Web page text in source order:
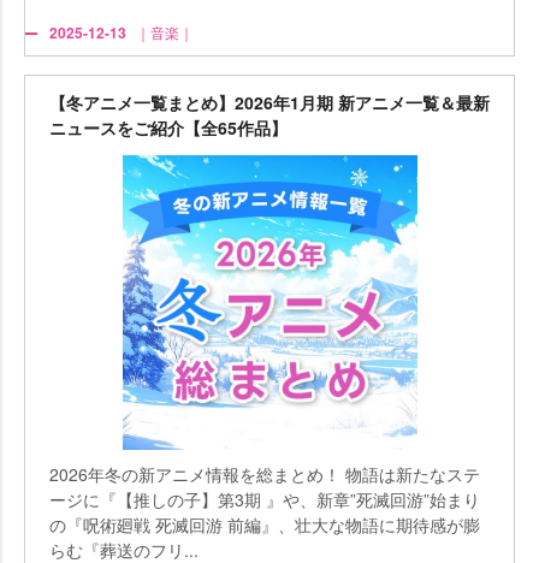
2025-12-13 ｜音楽｜
【冬アニメ一覧まとめ】2026年1月期 新アニメ一覧＆最新
ニュースをご紹介【全65作品】
2026年冬の新アニメ情報を総まとめ！ 物語は新たなステ
ージに『【推しの子】第3期 』や、新章”死滅回游”始まり
の『呪術廻戦 死滅回游 前編』、壮大な物語に期待感が膨
らむ『葬送のフリ...